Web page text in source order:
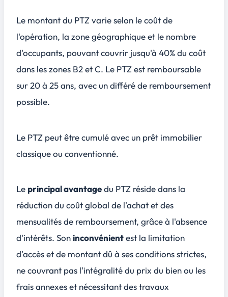
Le montant du PTZ varie selon le coût de
l'opération, la zone géographique et le nombre
d'occupants, pouvant couvrir jusqu'à 40% du coût
dans les zones B2 et C. Le PTZ est remboursable
sur 20 à 25 ans, avec un différé de remboursement
possible.
Le PTZ peut être cumulé avec un prêt immobilier
classique ou conventionné.
Le principal avantagedu PTZ réside dans la
réduction du coût global de l'achat et des
mensualités de remboursement, grâce à l'absence
d'intérêts. Soninconvénientest la limitation
d'accès et de montant dû à ses conditions strictes,
ne couvrant pas l'intégralité du prix du bien ou les
frais annexes et nécessitant des travaux